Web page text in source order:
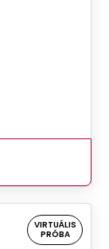
VIRTUÁLIS
PRÓBA